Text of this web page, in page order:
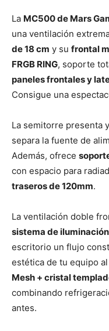
La MC500 de Mars
una ventilación
de 18 cm y su frontal
FRGB RING, soporte
paneles frontales y
Consigue una
La semitorre presenta
separa la fuente de
Además, ofrece
con espacio para
traseros de 120mm.
La ventilación doble
sistema de
escritorio un flujo
estética de tu equipo al
Mesh + cristal
combinando
antes.